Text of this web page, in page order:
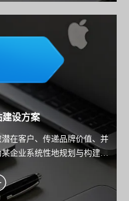
建设方案
在客户、传递品牌价值、并
企业系统性地规划与构建一
以转化为导向的高性能营销平
用户洞察、转化引擎设计到
，确保每一分投入都能带来